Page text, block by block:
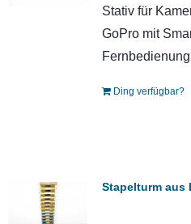
Stativ für
GoPro mit
Ding verfügbar?
Stapelturm aus